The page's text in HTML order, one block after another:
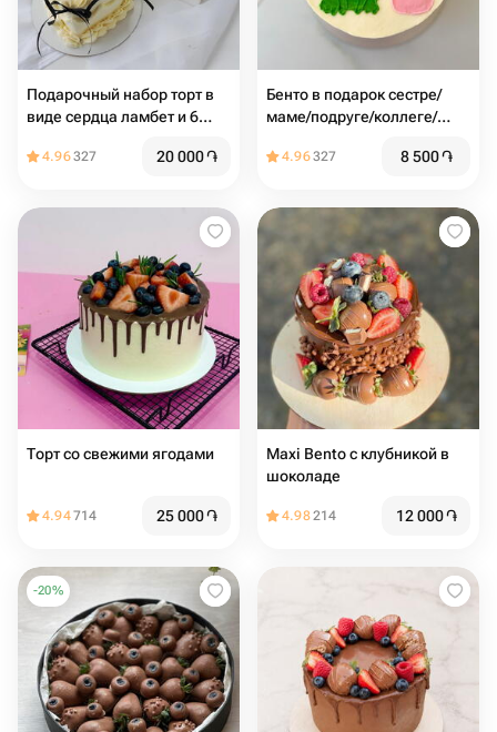
Подарочный набор торт в
виде сердца ламбет и 6
4.96327 20 000֏
Бенто в подарок сестре/
маме/подруге/коллеге/
4.96327 8 500֏
Торт со свежими ягодами
4.94714 25 000֏
Maxi Bento с клубникой в
шоколаде
4.98214 12 000֏
-20%